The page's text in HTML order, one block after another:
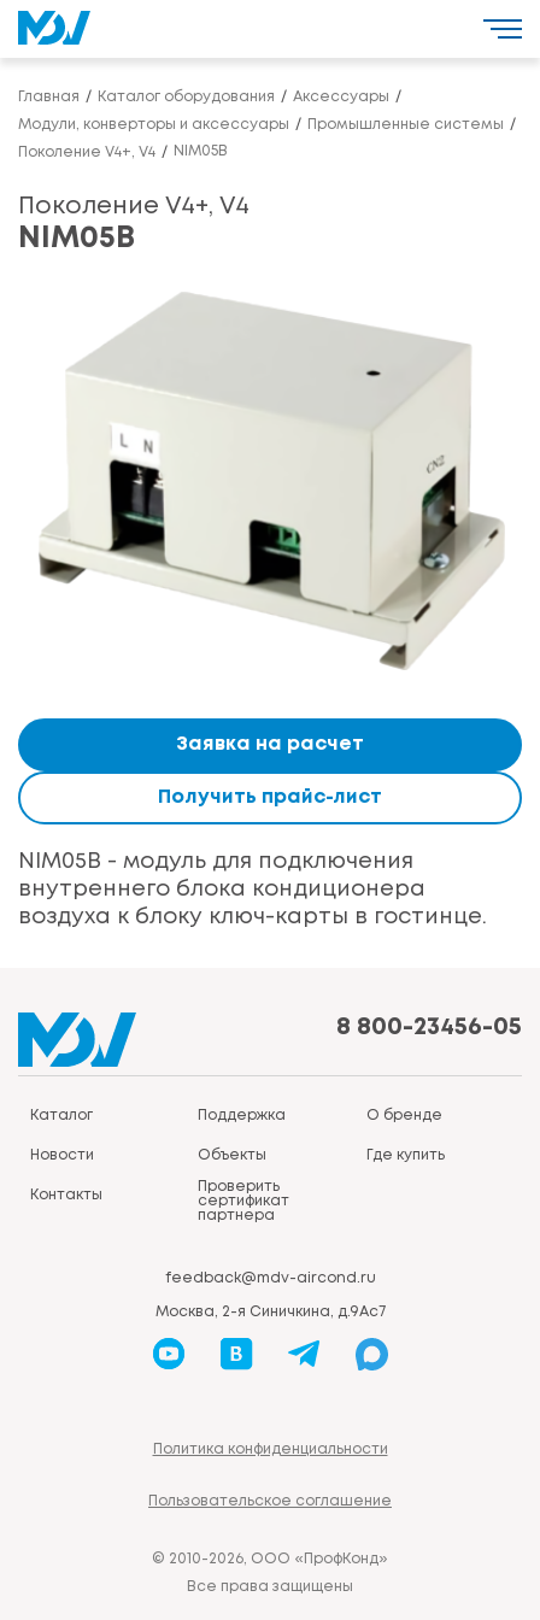
Главная Каталог оборудования Аксессуары
Модули, конверторы и аксессуары Промышленные системы
Поколение V4+, V4 NIM05B
Поколение V4+, V4
NIM05B
Заявка на расчет
Получить прайс-лист
NIM05B - модуль для подключения
внутреннего блока кондиционера
воздуха к блоку ключ-карты в гостинце.
8 800-23456-05
Каталог Поддержка О бренде
Новости Объекты Где купить
Контакты
Проверить
сертификат
партнера
feedback@mdv-aircond.ru
Москва, 2-я Синичкина, д.9Ас7
Политика конфиденциальности
Пользовательское соглашение
© 2010-2026, ООО «ПрофКонд»
Все права защищены